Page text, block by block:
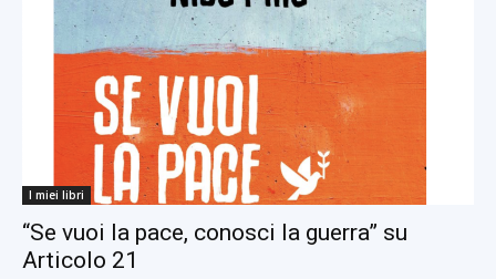
I miei libri
“Se vuoi la pace, conosci la guerra” su
Articolo 21